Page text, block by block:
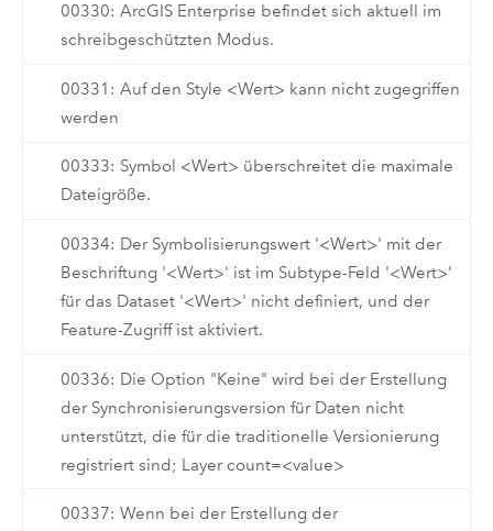
00330: ArcGIS Enterprise befindet sich aktuell im
schreibgeschützten Modus.
00331: Auf den Style <Wert> kann nicht zugegriffen
werden
00333: Symbol <Wert> überschreitet die maximale
Dateigröße.
00334: Der Symbolisierungswert '<Wert>' mit der
Beschriftung '<Wert>' ist im Subtype-Feld '<Wert>'
für das Dataset '<Wert>' nicht definiert, und der
Feature-Zugriff ist aktiviert.
00336: Die Option "Keine" wird bei der Erstellung
der Synchronisierungsversion für Daten nicht
unterstützt, die für die traditionelle Versionierung
registriert sind; Layer count=<value>
00337: Wenn bei der Erstellung der